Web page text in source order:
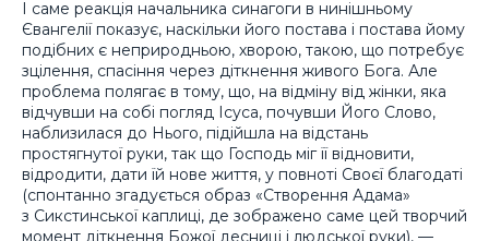
І саме реакція начальника синагоги в нинішньому
Євангелії показує, наскільки його постава і постава йому
подібних є неприродньою, хворою, такою, що потребує
зцілення, спасіння через діткнення живого Бога. Але
проблема полягає в тому, що, на відміну від жінки, яка
відчувши на собі погляд Ісуса, почувши Його Слово,
наблизилася до Нього, підійшла на відстань
простягнутої руки, так що Господь міг її відновити,
відродити, дати їй нове життя, у повноті Своєї благодаті
(спонтанно згадується образ «Створення Адама»
з Сикстинської каплиці, де зображено саме цей творчий
момент діткнення Божої десниці і людської руки), —